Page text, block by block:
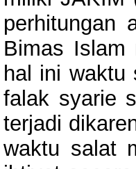
perhitungan
Bimas Islam
hal ini waktu
falak syarie
terjadi
waktu salat